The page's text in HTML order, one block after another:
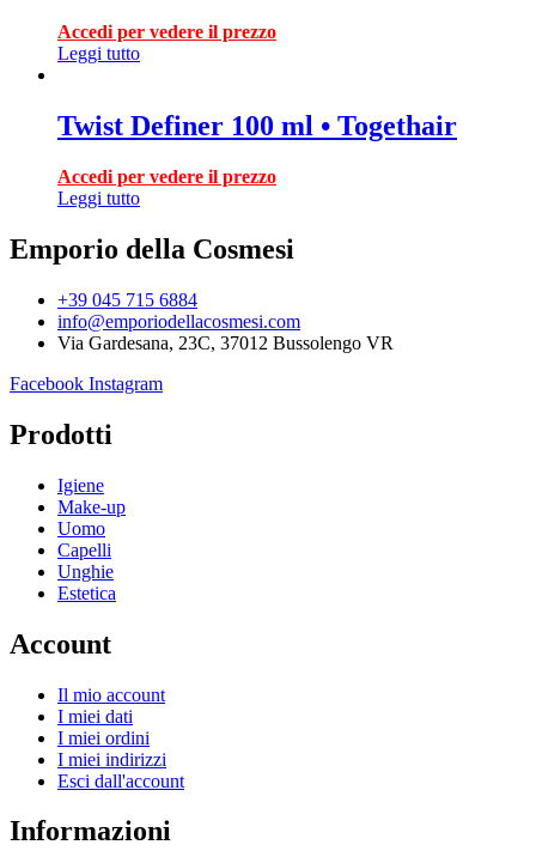
Accedi per vedere il prezzo
Leggi tutto
Twist Definer 100 ml • Togethair
Accedi per vedere il prezzo
Leggi tutto
Emporio della Cosmesi
+39 045 715 6884
info@emporiodellacosmesi.com
Via Gardesana, 23C, 37012 Bussolengo VR
Facebook Instagram
Prodotti
Igiene
Make-up
Uomo
Capelli
Unghie
Estetica
Account
Il mio account
I miei dati
I miei ordini
I miei indirizzi
Esci dall'account
Informazioni